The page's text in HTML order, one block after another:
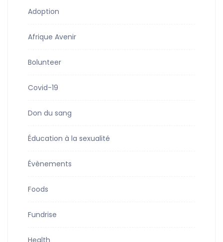
Adoption
Afrique Avenir
Bolunteer
Covid-19
Don du sang
Éducation à la sexualité
Évènements
Foods
Fundrise
Health